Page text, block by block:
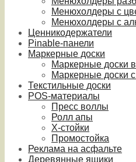
Менюхолдеры с
Менюхолдеры с
Ценникодержатели
Pinable-панели
Маркерные доски
Маркерные доски
Маркерные доски
Текстильные доски
POS-материалы
Пресс воллы
Ролл апы
Х-стойки
Промостойка
Реклама на асфальте
Деревянные ящики